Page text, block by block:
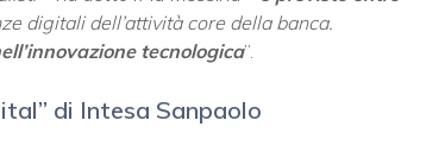
digitali dell’attività core della banca.
tecnologica”.
di Intesa Sanpaolo